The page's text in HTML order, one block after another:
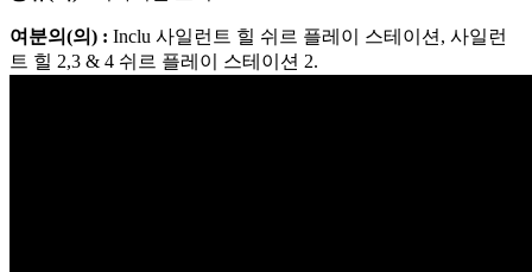
여분의(의) : Inclu 사일런트 힐 쉬르 플레이 스테이션, 사일런
트 힐 2,3 & 4 쉬르 플레이 스테이션 2.